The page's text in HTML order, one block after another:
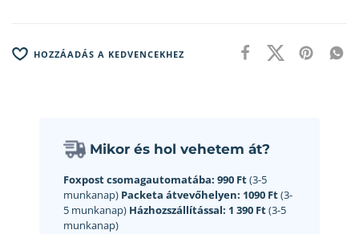
HOZZÁADÁS A KEDVENCEKHEZ
Mikor és hol vehetem át?
Foxpost csomagautomatába: 990 Ft(3-5
munkanap) Packeta átvevőhelyen: 1090 Ft(3-
5 munkanap) Házhozszállítással: 1 390 Ft(3-5
munkanap)